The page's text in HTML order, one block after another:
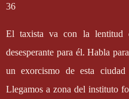
36
El taxista va con la lentitud
desesperante para él. Habla
un exorcismo de esta
Llegamos a zona del instituto